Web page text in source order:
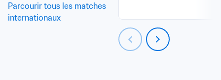
Parcourir tous les matches
internationaux